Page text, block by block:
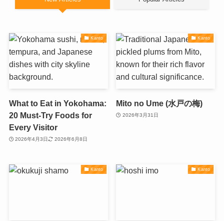
Kanto
What to Eat in Yokohama:
20 Must-Try Foods for
Every Visitor
2026年4月3日 2026年6月8日
Kanto
Mito no Ume (水戸の梅)
2026年3月31日
Kanto Kanto